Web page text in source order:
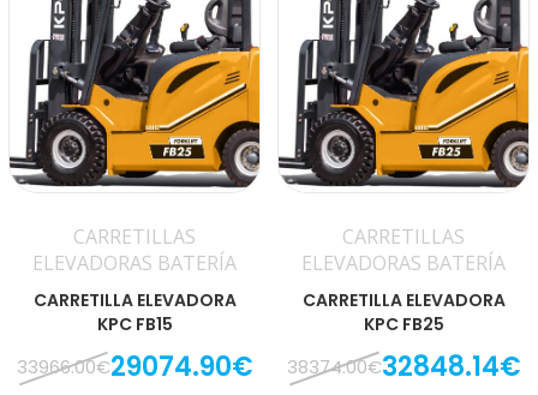
CARRETILLAS
ELEVADORAS BATERÍA
CARRETILLA ELEVADORA
KPC FB15
33966.00€29074.90€
CARRETILLAS
ELEVADORAS BATERÍA
CARRETILLA ELEVADORA
KPC FB25
38374.00€32848.14€